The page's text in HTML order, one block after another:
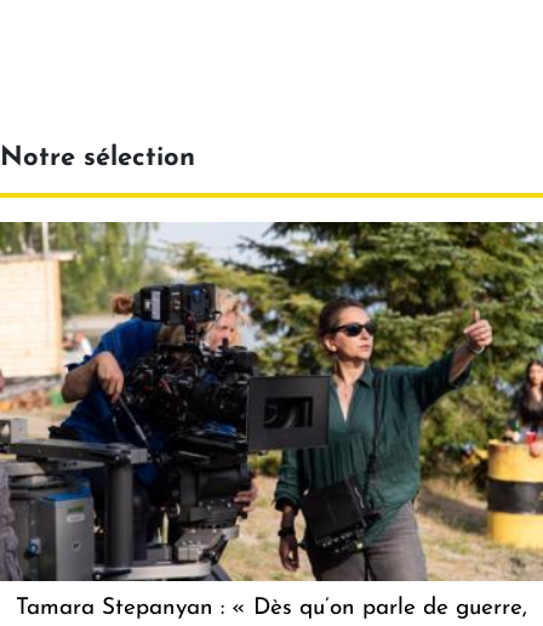
Notre sélection
Tamara Stepanyan : « Dès qu’on parle de guerre,